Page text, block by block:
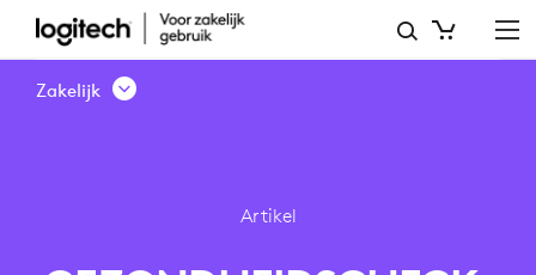
GEZONDHEIDSCHECK:
NIET
Zakelijk
Artikel